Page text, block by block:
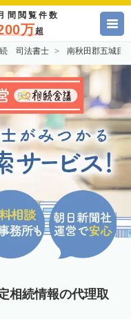
間閲覧件数
万超
司法書士 南秋田郡五城
相続情報の代理取